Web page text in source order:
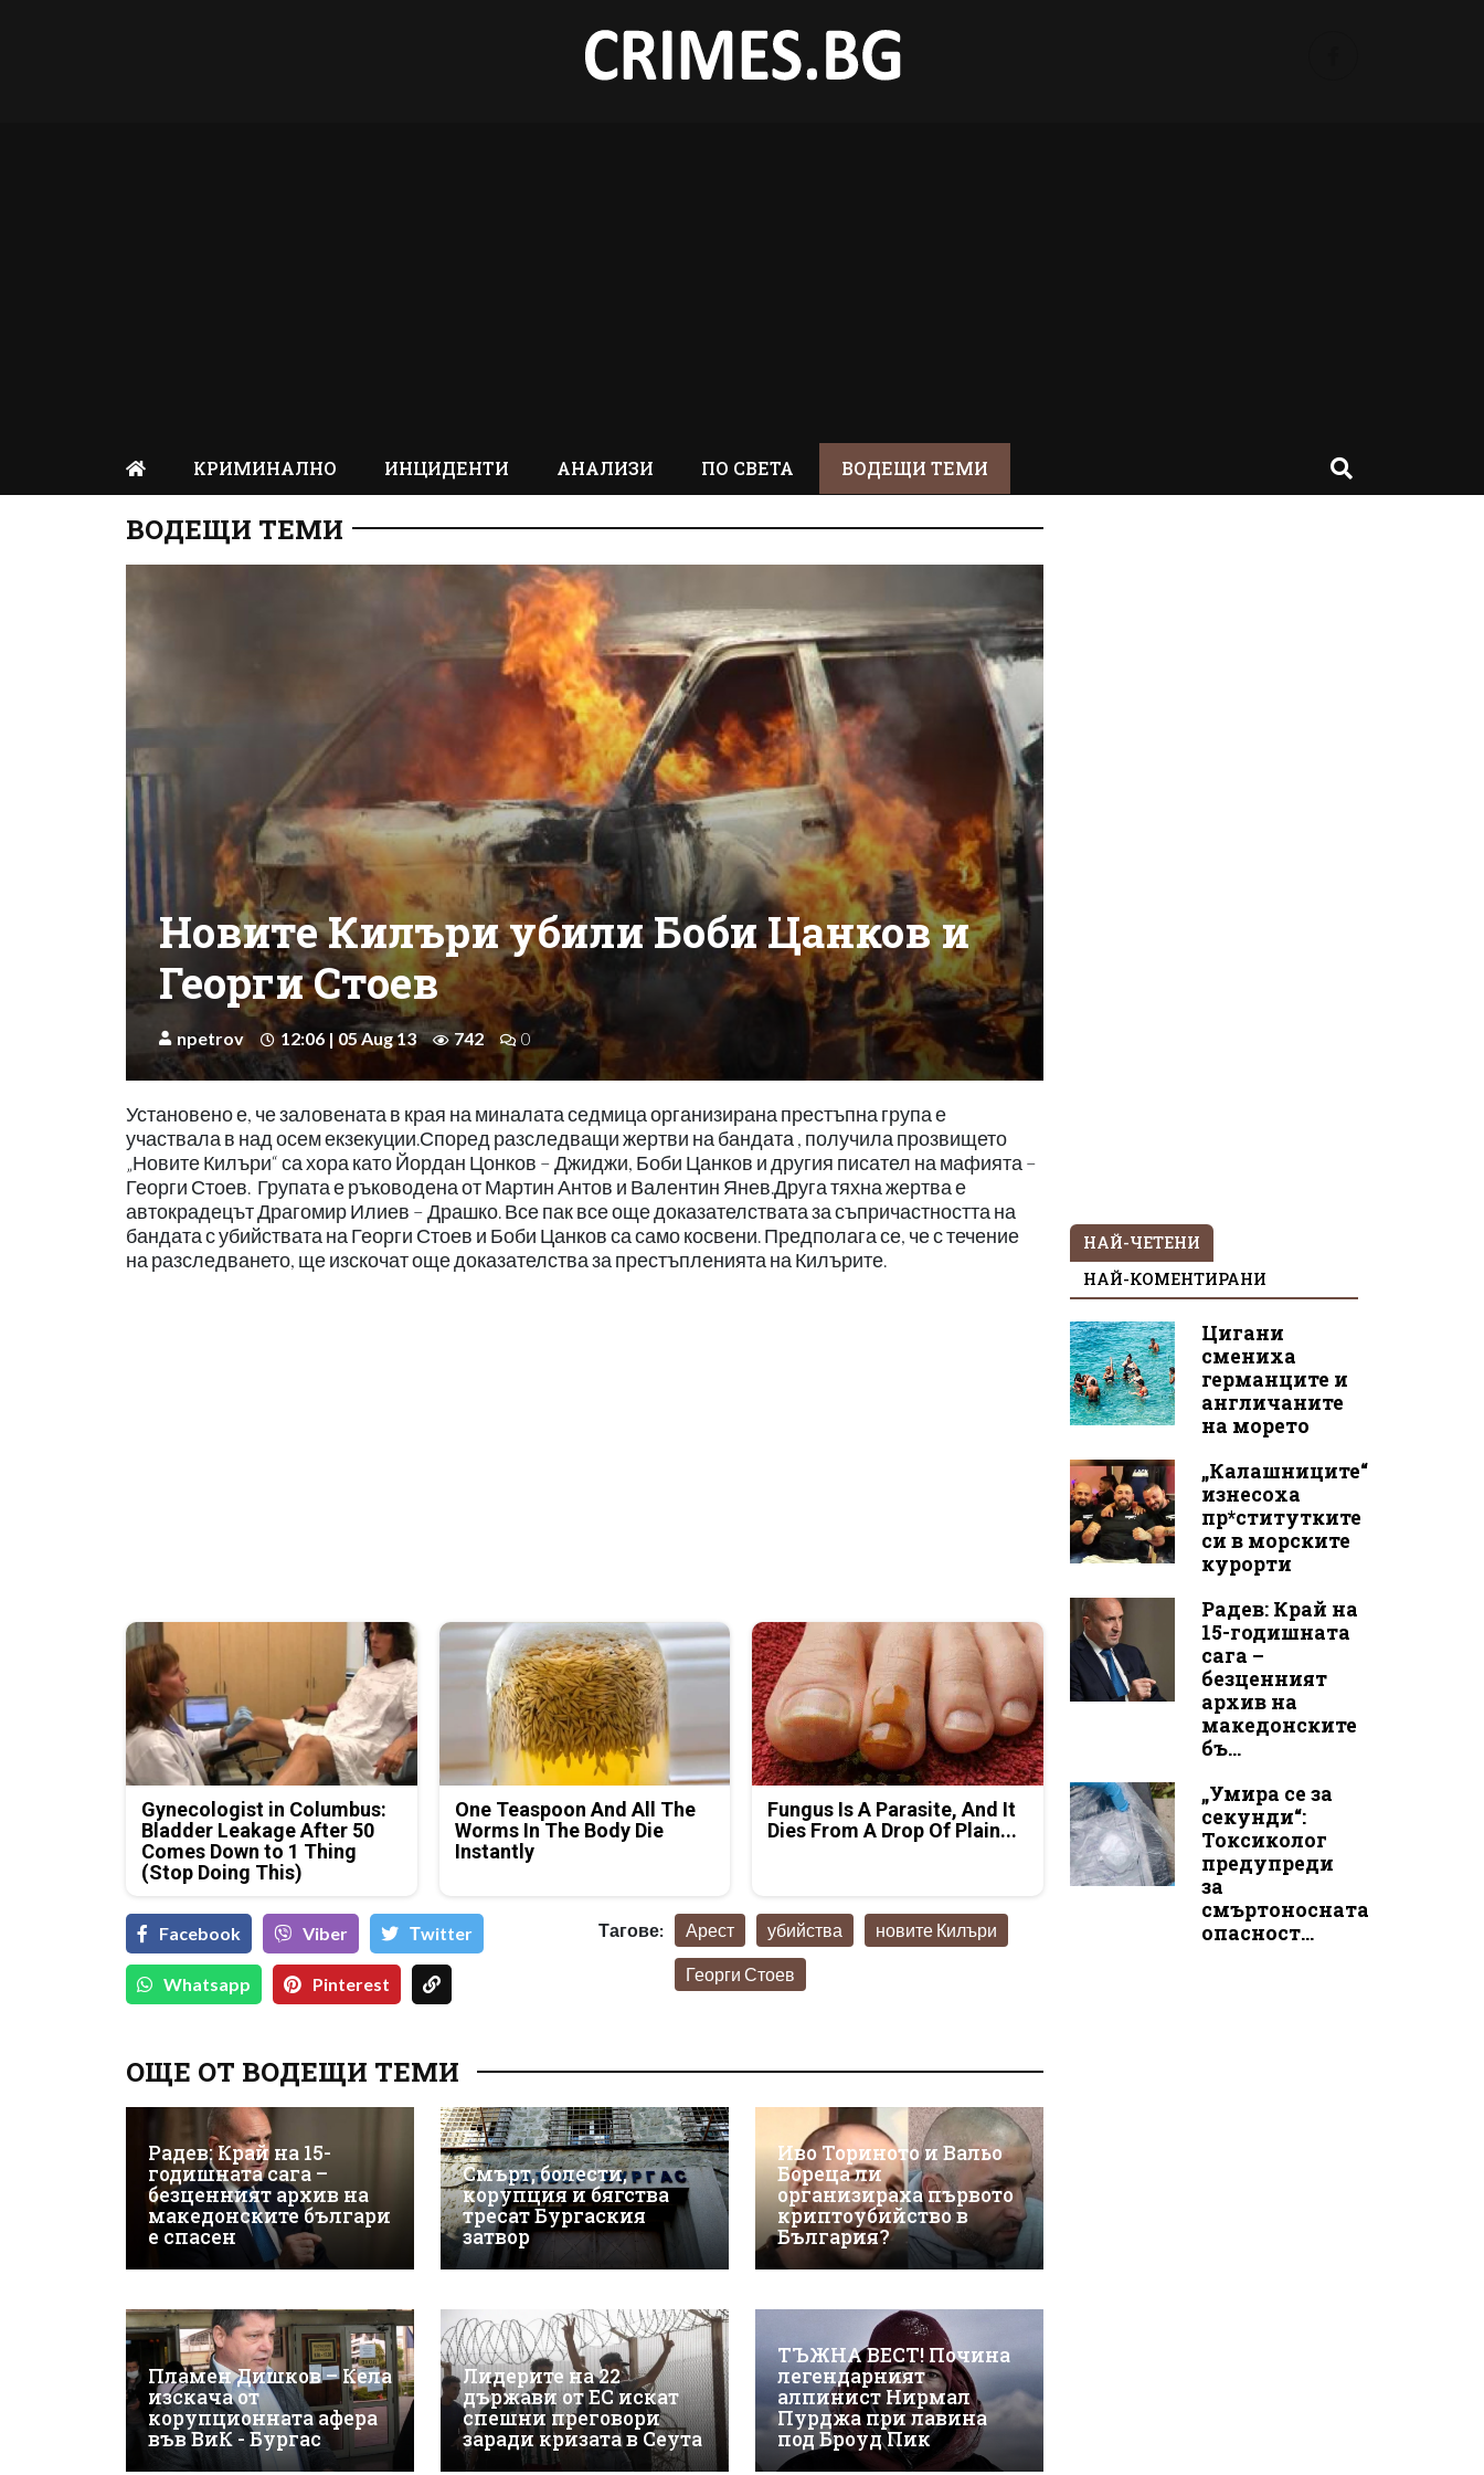
КРИМИНАЛНО ИНЦИДЕНТИ АНАЛИЗИ ПО СВЕТА ВОДЕЩИ ТЕМИ
ВОДЕЩИ ТЕМИ
Новите Килъри убили Боби Цанков и
Георги Стоев
npetrov 12:06 | 05 Aug 13 742 0
Установено е, че заловената в края на миналата седмица организирана престъпна група е
участвала в над осем екзекуции.Според разследващи жертви на бандата , получила прозвището
„Новите Килъри“ са хора като Йордан Цонков – Джиджи, Боби Цанков и другия писател на мафията –
Георги Стоев. Групата е ръководена от Мартин Антов и Валентин Янев.Друга тяхна жертва е
автокрадецът Драгомир Илиев – Драшко. Все пак все още доказателствата за съпричастността на
бандата с убийствата на Георги Стоев и Боби Цанков са само косвени. Предполага се, че с течение
на разследването, ще изскочат още доказателства за престъпленията на Килърите.
Gynecologist in Columbus:
Bladder Leakage After 50
Comes Down to 1 Thing
(Stop Doing This)
One Teaspoon And All The
Worms In The Body Die
Instantly
Fungus Is A Parasite, And It
Dies From A Drop Of Plain...
Facebook Viber Тwitter
Whatsapp Pinterest
Тагове: Арест убийства новите Килъри
Георги Стоев
ОЩЕ ОТ ВОДЕЩИ ТЕМИ
Радев: Край на 15-
годишната сага –
безценният архив на
македонските българи
е спасен
Смърт, болести,
корупция и бягства
тресат Бургаския
затвор
Иво Ториното и Вальо
Бореца ли
организираха първото
криптоубийство в
България?
Пламен Дишков – Кела
изскача от
корупционната афера
във ВиК - Бургас
Лидерите на 22
държави от ЕС искат
спешни преговори
заради кризата в Сеута
ТЪЖНА ВЕСТ! Почина
легендарният
алпинист Нирмал
Пурджа при лавина
под Броуд Пик
НАЙ-ЧЕТЕНИ
НАЙ-КОМЕНТИРАНИ
Цигани
смениха
германците и
англичаните
на морето
„Калашниците“
изнесоха
пр*ститутките
си в морските
курорти
Радев: Край на
15-годишната
сага –
безценният
архив на
македонските
бъ...
„Умира се за
секунди“:
Токсиколог
предупреди
за
смъртоносната
опасност...